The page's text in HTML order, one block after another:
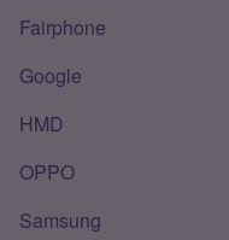
Fairphone
Google
HMD
OPPO
Samsung